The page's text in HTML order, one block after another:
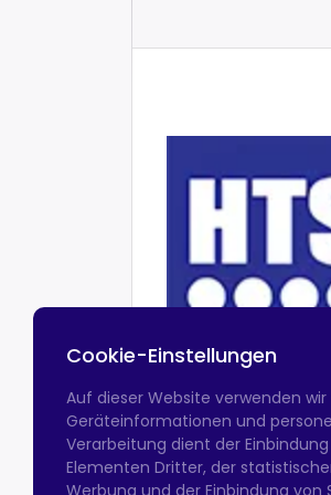
Cookie-Einstellungen
Auf dieser Website verwenden
Geräteinformationen und
Verarbeitung dient der
Elementen Dritter, der
Werbung und der Einbindung von